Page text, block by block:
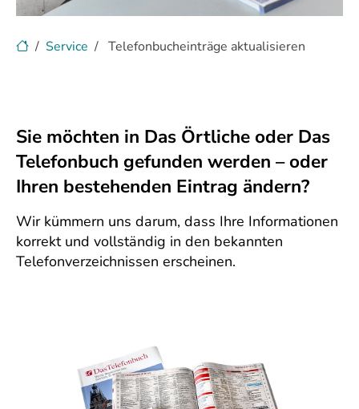
Service Telefonbucheinträge aktualisieren
Sie möchten in Das Örtliche oder Das
Telefonbuch gefunden werden – oder
Ihren bestehenden Eintrag ändern?
Wir kümmern uns darum, dass Ihre Informationen
korrekt und vollständig in den bekannten
Telefonverzeichnissen erscheinen.